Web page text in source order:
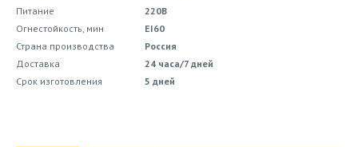
Питание
220В
Огнестойкость, мин
EI60
Страна производства
Россия
Доставка
24 часа/7 дней
Срок изготовления
5 дней